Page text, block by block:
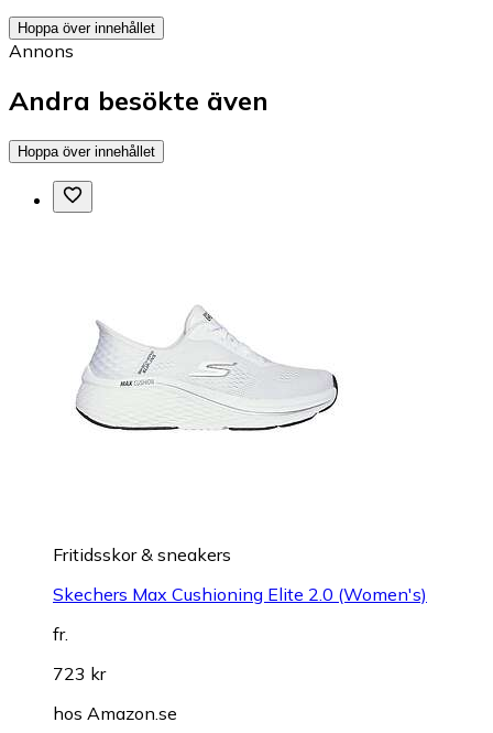
Hoppa över innehållet
Annons
Andra besökte även
Hoppa över innehållet
Fritidsskor & sneakers
Skechers Max Cushioning Elite 2.0 (Women's)
fr.
723 kr
hos Amazon.se